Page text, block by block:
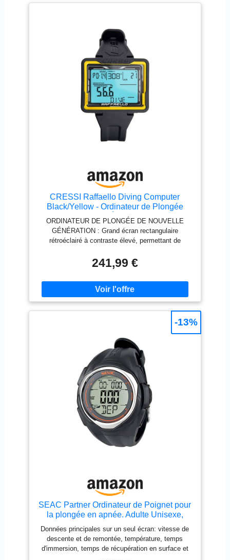
CRESSI Raffaello Diving Computer
Black/Yellow - Ordinateur de Plongée
Unisex avec Grand Écran Rectangulaire à
Contraste Élevé pour Une Lisibilité
Optimale des Données, Noir/Jaune, Taille
Unique
ORDINATEUR DE PLONGÉE DE NOUVELLE
GÉNÉRATION : Grand écran rectangulaire
rétroéclairé à contraste élevé, permettant de
essentielles. Malgré sa finesse et sa légèreté, il est
très résistant et robuste. Le boîtier est fabriqué
dans un matériau renforcé grâce à une technologie
de nanocharges microstructurées. DIVERS MODES
DE FONCTIONNEMENT : Air, Nitrox, Gauge,
Free/Apnée, Affichage de toutes les données de
plongée, profondeur, température de l'eau, nombre
temps de plongée, intervalle de surface entre les
plongées, durée de la session de plongée, boussole
intégrée permettant d'explorer en toute tranquillité.
GÈRE 3 MÉLANGES DE GAZ NITROX
DIFFÉRENTS : Fonction exécutable pendant la
plongée, idéale pour les plongeurs avancés ou
techniques qui ont besoin d'une gestion flexible du
gaz. RAFFAELLO N'EST PAS SEULEMENT UN
BIJOU DE DESIGN, MAIS AUSSI D'EFFICACITÉ :
Son design ultraplat garantit que l'ordinateur repose
confortablement sur le brassard, réduisant ainsi la
résistance et l'encombrement. Son impressionnante
ENTREPRISE FAMILIALE : Développe avec
passion des produits pour les sports nautiques
depuis 1946.
241,99 €
SEAC Partner Ordinateur de Poignet pour
la plongée en apnée. Adulte Unisexe,
Noir, Standard
Données principales sur un seul écran: vitesse de
descente et de remontée, température, temps
d'immersion, temps de récupération en surface et
-13%